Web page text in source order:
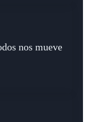
nos mueve